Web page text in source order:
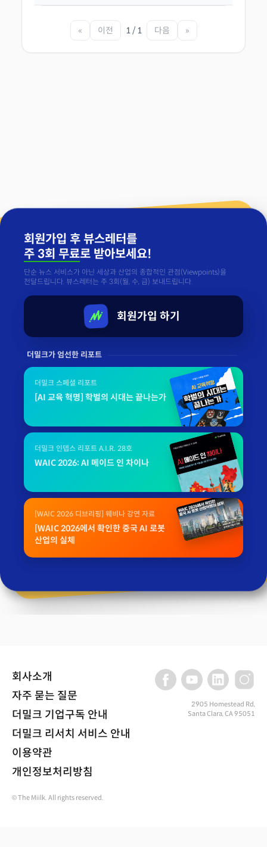
« 이전 1 / 1 다음 »
회원가입 후 뷰스레터를
주 3회 무료로 받아보세요!
단순 뉴스 서비스가 아닌 세상과 산업의 종합적인 관점(Viewpoints)을
전달드립니다. 뷰스레터는 주 3회(월, 수, 금) 보내드립니다.
회원가입 하기
더밀크가 엄선한 리포트
더밀크 스페셜 리포트
[AI 교육 혁명] 학벌의 시대는 끝나는가
더밀크 인뎁스 리포트 A.I.R. 28호
WAIC 2026: AI 메이드 인 차이나
[WAIC 2026 디브리핑] 웨비나 강연 자료
[WAIC 2026에서 확인한 중국 AI 로봇
산업의 실체
회사소개
자주 묻는 질문
더밀크 기업구독 안내
더밀크 리서치 서비스 안내
이용약관
개인정보처리방침
2905 Homestead Rd,
Santa Clara, CA 95051
© The Miilk. All rights reserved.